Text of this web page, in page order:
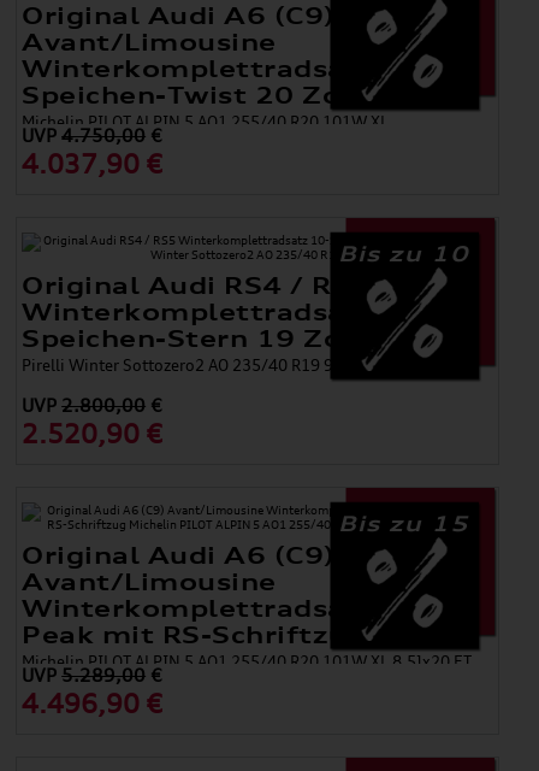
Original Audi A6 (C9)
Avant/Limousine
Winterkomplettradsatz 10-
Speichen-Twist 20 Zoll
Michelin PILOT ALPIN 5 AO1 255/40 R20 101W XL
UVP4.750,00 €
4.037,90 €
Bis zu 10
Original Audi RS4 / RS5
Winterkomplettradsatz 10-
Speichen-Stern 19 Zoll
Pirelli Winter Sottozero2 AO 235/40 R19 96V XL
UVP2.800,00 €
2.520,90 €
Bis zu 15
Original Audi A6 (C9)
Avant/Limousine
Winterkomplettradsatz 5-Arm-
Peak mit RS-Schriftzug
Michelin PILOT ALPIN 5 AO1 255/40 R20 101W XL 8,5Jx20 ET
43
UVP5.289,00 €
4.496,90 €